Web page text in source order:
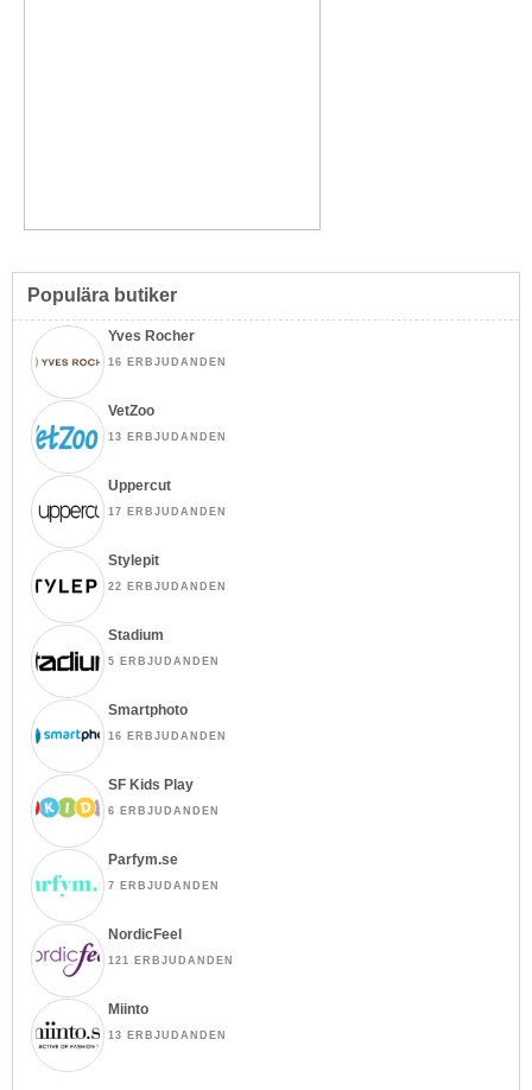
Populära butiker
Yves Rocher
16 ERBJUDANDEN
VetZoo
13 ERBJUDANDEN
Uppercut
17 ERBJUDANDEN
Stylepit
22 ERBJUDANDEN
Stadium
5 ERBJUDANDEN
Smartphoto
16 ERBJUDANDEN
SF Kids Play
6 ERBJUDANDEN
Parfym.se
7 ERBJUDANDEN
NordicFeel
121 ERBJUDANDEN
Miinto
13 ERBJUDANDEN